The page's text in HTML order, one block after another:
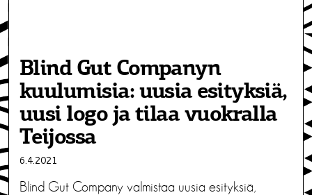
Blind Gut Companyn
kuulumisia: uusia esityksiä,
uusi logo ja tilaa vuokralla
Teijossa
6.4.2021
Blind Gut Company valmistaa uusia esityksiä,